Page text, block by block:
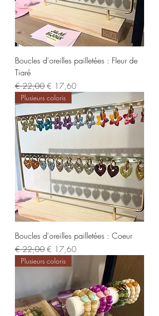
Boucles d'oreilles pailletées : Fleur de
Tiaré
Normale prijs
€ 22,00Verkoopprijs
€ 17,60
Plusieurs coloris
Boucles d'oreilles pailletées : Coeur
Normale prijs
€ 22,00Verkoopprijs
€ 17,60
Plusieurs coloris